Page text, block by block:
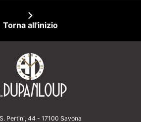
Torna all'inizio
Pertini, 44 - 17100 Savona